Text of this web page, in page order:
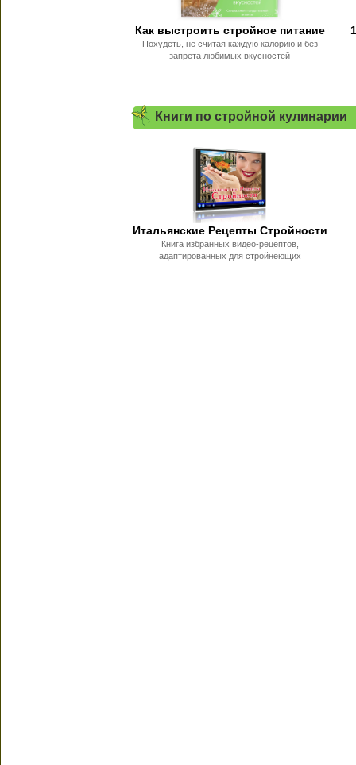
Как выстроить стройное питание
Похудеть, не считая каждую калорию и без
запрета любимых вкусностей
Книги по стройной кулинарии
Итальянские Рецепты Стройности
Книга избранных видео-рецептов,
адаптированных для стройнеющих